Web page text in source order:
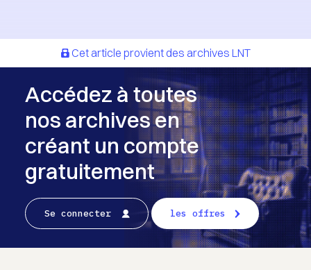
Cet article provient des archives LNT
Accédez à toutes
nos archives en
créant un compte
gratuitement
Se connecter les offres